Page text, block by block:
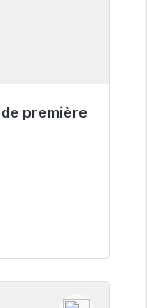
première
48h*